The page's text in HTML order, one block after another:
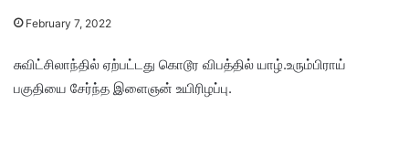
February 7, 2022
சுவிட்சிலாந்தில் ஏற்பட்டது கொடூர விபத்தில் யாழ்.உரும்பிராய்
பகுதியை சேர்ந்த இளைஞன் உயிரிழப்பு.